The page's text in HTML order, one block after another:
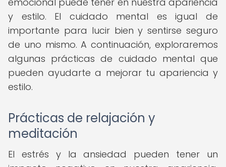
y estilo. El cuidado mental es igual de
importante para lucir bien y sentirse seguro
de uno mismo. A continuación, exploraremos
algunas prácticas de cuidado mental que
pueden ayudarte a mejorar tu apariencia y
estilo.
Prácticas de relajación y
meditación
El estrés y la ansiedad pueden tener un